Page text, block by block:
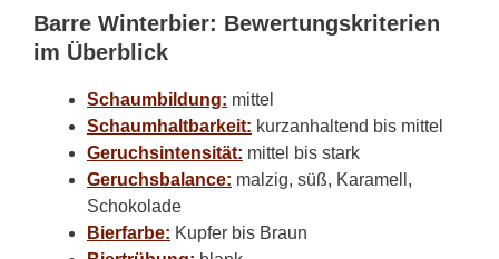
Barre Winterbier: Bewertungskriterien
im Überblick
Schaumbildung: mittel
Schaumhaltbarkeit: kurzanhaltend bis mittel
Geruchsintensität: mittel bis stark
Geruchsbalance: malzig, süß, Karamell,
Schokolade
Bierfarbe: Kupfer bis Braun